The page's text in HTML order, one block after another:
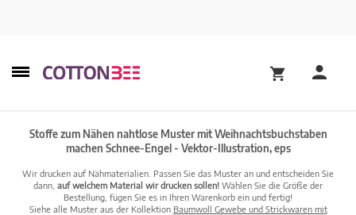
Stoffe zum Nähen nahtlose Muster mit Weihnachtsbuchstaben
machen Schnee-Engel - Vektor-Illustration, eps
Wir drucken auf Nähmaterialien. Passen Sie das Muster an und entscheiden Sie
dann, auf welchem Material wir drucken sollen! Wählen Sie die Größe der
Bestellung, fügen Sie es in Ihren Warenkorb ein und fertig!
Siehe alle Muster aus der Kollektion Baumwoll Gewebe und Strickwaren mit